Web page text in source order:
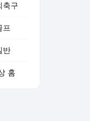
축구
프
반
홈